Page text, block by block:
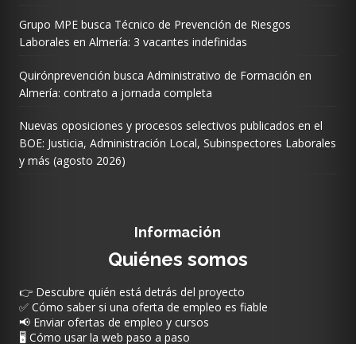
Grupo MPE busca Técnico de Prevención de Riesgos
Laborales en Almería: 3 vacantes indefinidas
Quirónprevención busca Administrativo de Formación en
Almería: contrato a jornada completa
Nuevas oposiciones y procesos selectivos publicados en el
BOE: Justicia, Administración Local, Subinspectores Laborales
y más (agosto 2026)
Información
Quiénes somos
👉 Descubre quién está detrás del proyecto
✅ Cómo saber si una oferta de empleo es fiable
📢 Enviar ofertas de empleo y cursos
🖥️ Cómo usar la web paso a paso